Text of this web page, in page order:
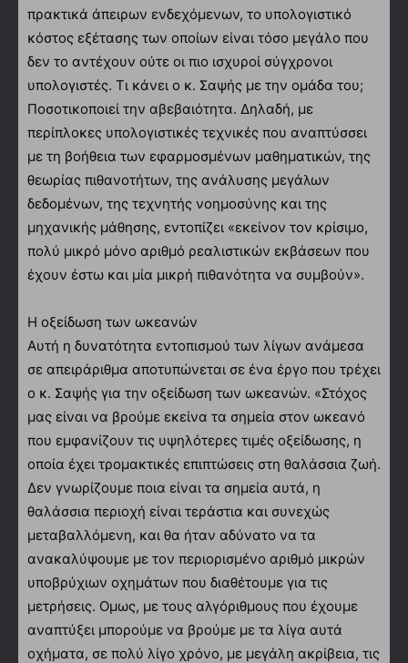
πρακτικά άπειρων ενδεχόμενων, το υπολογιστικό
κόστος εξέτασης των οποίων είναι τόσο μεγάλο που
δεν το αντέχουν ούτε οι πιο ισχυροί σύγχρονοι
υπολογιστές. Τι κάνει ο κ. Σαψής με την ομάδα του;
Ποσοτικοποιεί την αβεβαιότητα. Δηλαδή, με
περίπλοκες υπολογιστικές τεχνικές που αναπτύσσει
με τη βοήθεια των εφαρμοσμένων μαθηματικών, της
θεωρίας πιθανοτήτων, της ανάλυσης μεγάλων
δεδομένων, της τεχνητής νοημοσύνης και της
μηχανικής μάθησης, εντοπίζει «εκείνον τον κρίσιμο,
πολύ μικρό μόνο αριθμό ρεαλιστικών εκβάσεων που
έχουν έστω και μία μικρή πιθανότητα να συμβούν».
Η οξείδωση των ωκεανών
Αυτή η δυνατότητα εντοπισμού των λίγων ανάμεσα
σε απειράριθμα αποτυπώνεται σε ένα έργο που τρέχει
ο κ. Σαψής για την οξείδωση των ωκεανών. «Στόχος
μας είναι να βρούμε εκείνα τα σημεία στον ωκεανό
που εμφανίζουν τις υψηλότερες τιμές οξείδωσης, η
οποία έχει τρομακτικές επιπτώσεις στη θαλάσσια ζωή.
Δεν γνωρίζουμε ποια είναι τα σημεία αυτά, η
θαλάσσια περιοχή είναι τεράστια και συνεχώς
μεταβαλλόμενη, και θα ήταν αδύνατο να τα
ανακαλύψουμε με τον περιορισμένο αριθμό μικρών
υποβρύχιων οχημάτων που διαθέτουμε για τις
μετρήσεις. Ομως, με τους αλγόριθμους που έχουμε
αναπτύξει μπορούμε να βρούμε με τα λίγα αυτά
οχήματα, σε πολύ λίγο χρόνο, με μεγάλη ακρίβεια, τις